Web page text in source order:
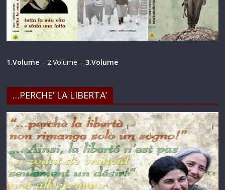
1.Volume – 2.Volume – 3.Volume
…PERCHE’ LA LIBERTA’